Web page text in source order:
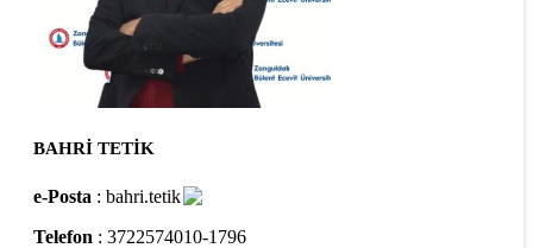
BAHRİ TETİK
e-Posta : bahri.tetik
Telefon : 3722574010-1796